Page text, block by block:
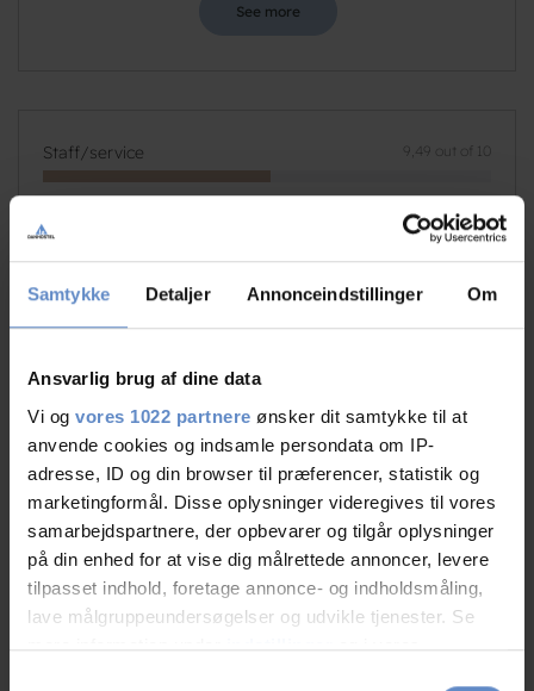
Samtykke Detaljer Annonceindstillinger Om
Ansvarlig brug af dine data
Vi og vores 1022 partnere ønsker dit samtykke til at
anvende cookies og indsamle persondata om IP-
adresse, ID og din browser til præferencer, statistik og
marketingformål. Disse oplysninger videregives til vores
samarbejdspartnere, der opbevarer og tilgår oplysninger
på din enhed for at vise dig målrettede annoncer, levere
tilpasset indhold, foretage annonce- og indholdsmåling,
lave målgruppeundersøgelser og udvikle tjenester. Se
mere information underindstillingerog i vores
See more
Staff/service 9,49 out of 10
8,75 out of 10
Cleanliness 9,08 out of 10
Location
Value for money 8,47 out of 10